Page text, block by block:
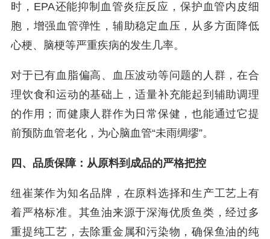
时，EPA还能抑制血管炎症反应，保护血管内皮细
胞，增强血管弹性，辅助稳定血压，从多方面降低
心梗、脑梗等严重疾病的发生几率。
对于已有血脂偏高、血压波动等问题的人群，在合
理饮食和运动的基础上，适量补充能起到辅助调理
的作用；而健康人群作为日常保健，也能通过它提
前预防血管老化，为心脑血管“未雨绸缪”。
四、品质保障：从原料到成品的严格把控
纽崔莱作为知名品牌，在原料选择和生产工艺上有
着严格标准。其鱼油来源于深海优质鱼类，经过多
重提纯工艺，去除重金属和污染物，确保鱼油的纯